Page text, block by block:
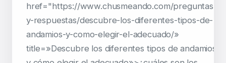
href="https://www.chusmeando.com/preguntas-
y-respuestas/descubre-los-diferentes-tipos-de-
andamios-y-como-elegir-el-adecuado/»
title=»Descubre los diferentes tipos de andamios